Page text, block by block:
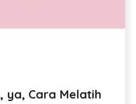
ya, Cara Melatih